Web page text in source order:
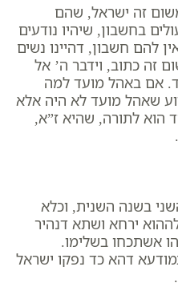
זה ישראל, שהם
בחשבון, שיהיו נודעים
להם חשבון, דהיינו נשים
זה כתוב, ​וידבר ה’ אל
אם באהל מועד למה
שאהל מועד לא היה אלא
הוא לתורה, שהיא ז”א,
בשנה השנית, וכלא
ירחא ושתא דנהיר
אשתכחו בשלימו.
דהא כד נפקו ישראל